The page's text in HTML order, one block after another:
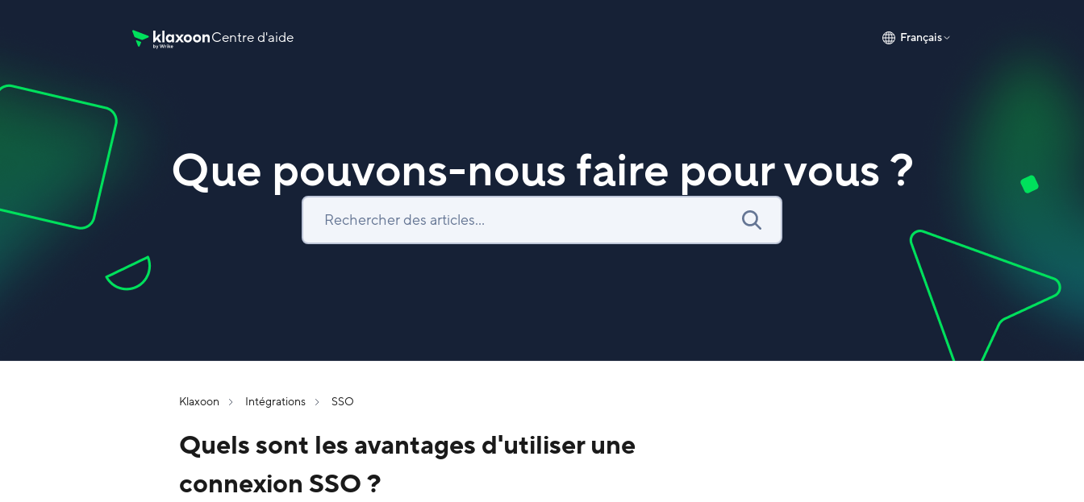
Centre d'aide Français
Que pouvons-nous faire pour vous ?
Klaxoon Intégrations SSO
Quels sont les avantages d'utiliser une
connexion SSO ?